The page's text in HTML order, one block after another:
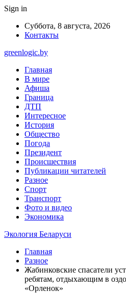
Sign in
Суббота, 8 августа, 2026
Контакты
greenlogic.by
Главная
В мире
Афиша
Граница
ДТП
Интересное
История
Общество
Погода
Президент
Происшествия
Публикации читателей
Разное
Спорт
Транспорт
Фото и видео
Экономика
Экология Беларуси
Главная
Разное
Жабинковские спасатели
ребятам, отдыхающим в
«Орленок»